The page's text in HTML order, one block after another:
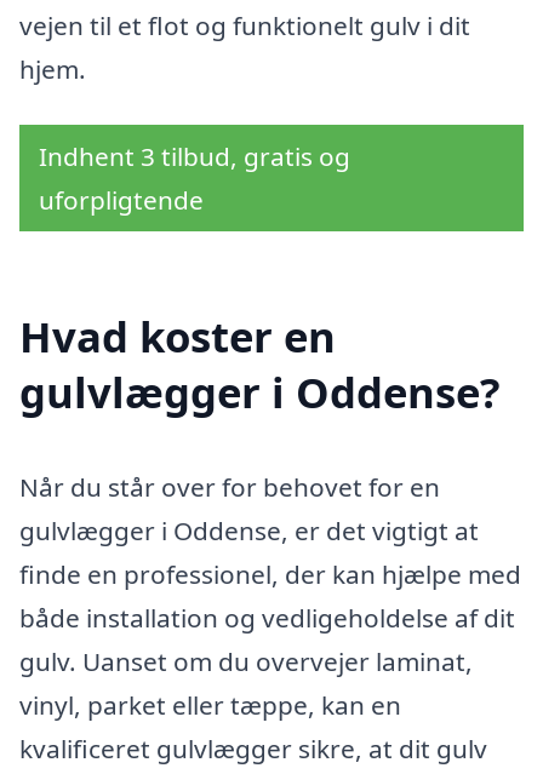
vejen til et flot og funktionelt gulv i dit
hjem.
Indhent 3 tilbud, gratis og
uforpligtende
Hvad koster en
gulvlægger i Oddense?
Når du står over for behovet for en
gulvlægger i Oddense, er det vigtigt at
finde en professionel, der kan hjælpe med
både installation og vedligeholdelse af dit
gulv. Uanset om du overvejer laminat,
vinyl, parket eller tæppe, kan en
kvalificeret gulvlægger sikre, at dit gulv